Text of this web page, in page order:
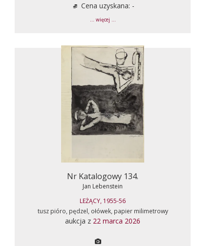
Cena uzyskana: -
... więcej ...
Nr Katalogowy 134.
Jan Lebenstein
LEŻĄCY, 1955-56
tusz pióro, pędzel, ołówek, papier milimetrowy
aukcja z 22 marca 2026